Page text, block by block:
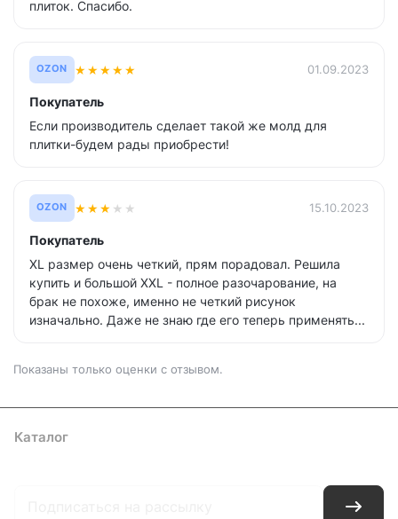
плиток. Спасибо.
OZON ★★★★★ 01.09.2023
Покупатель
Если производитель сделает такой же молд для
плитки-будем рады приобрести!
OZON ★★★ ★ ★ 15.10.2023
Покупатель
XL размер очень четкий, прям порадовал. Решила
купить и большой XXL - полное разочарование, на
брак не похоже, именно не четкий рисунок
изначально. Даже не знаю где его теперь применять...
Показаны только оценки с отзывом.
Каталог